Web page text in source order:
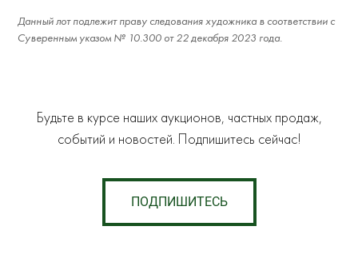
Данный лот подлежит праву следования художника в соответствии с
Суверенным указом № 10.300 от 22 декабря 2023 года.
Будьте в курсе наших аукционов, частных продаж,
событий и новостей. Подпишитесь сейчас!
ПОДПИШИТЕСЬ